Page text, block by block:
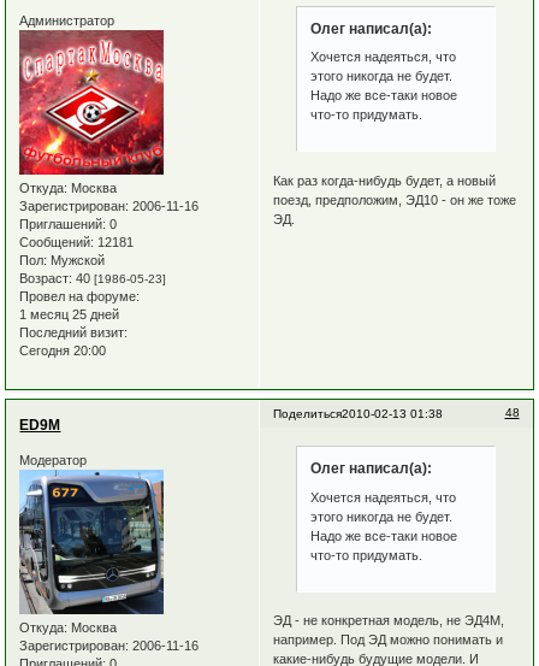
Администратор
Откуда: Москва
Зарегистрирован: 2006-11-16
Приглашений: 0
Сообщений: 12181
Пол: Мужской
Возраст: 40[1986-05-23]
Провел на форуме:
1 месяц 25 дней
Последний визит:
Сегодня 20:00
Олег написал(а):
Хочется надеяться, что
этого никогда не будет.
Надо же все-таки новое
что-то придумать.
Как раз когда-нибудь будет, а новый
поезд, предположим, ЭД10 - он же тоже
ЭД.
Поделиться 48
2010-02-13 01:38
ED9M
Модератор
Откуда: Москва
Зарегистрирован: 2006-11-16
Олег написал(а):
Хочется надеяться, что
этого никогда не будет.
Надо же все-таки новое
что-то придумать.
ЭД - не конкретная модель, не ЭД4М,
например. Под ЭД можно понимать и
какие-нибудь будущие модели. И